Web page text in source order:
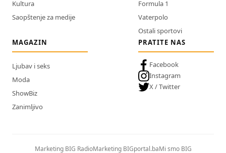
Kultura
Saopštenje za medije
Formula 1
Vaterpolo
Ostali sportovi
MAGAZIN
Ljubav i seks
Moda
ShowBiz
Zanimljivo
PRATITE NAS
Facebook
Instagram
X / Twitter
Marketing BIG RadioMarketing BIGportal.baMi smo BIG